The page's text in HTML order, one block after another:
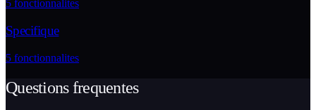
5 fonctionnalites
Specifique
5 fonctionnalites
Questions frequentes